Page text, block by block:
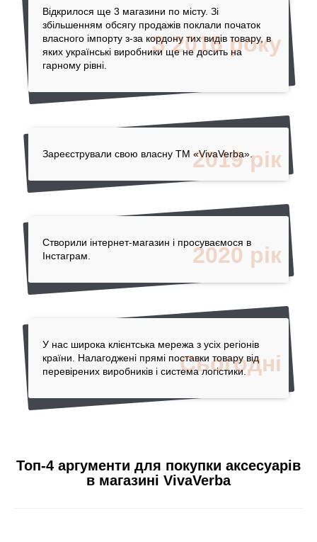
З 2016 року
Відкрилося ще 3 магазини по місту. Зі
збільшенням обсягу продажів поклали початок
власного імпорту з-за кордону тих видів товару, в
яких українські виробники ще не досить на
гарному рівні.
2019 рік
Зареєстрували свою власну ТМ «VivaVerba».
2020 рік
Створили інтернет-магазин і просуваємося в
Інстаграм.
Сьогодні
У нас широка клієнтська мережа з усіх регіонів
країни. Налагоджені прямі поставки товару від
перевірених виробників і система логістики.
Топ-4 аргументи для покупки аксесуарів
в магазині VivaVerba